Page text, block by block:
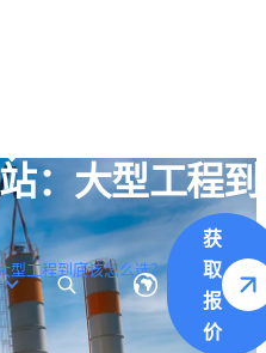
获
取
报
价
：大型工程到
型工程到底该怎么选？